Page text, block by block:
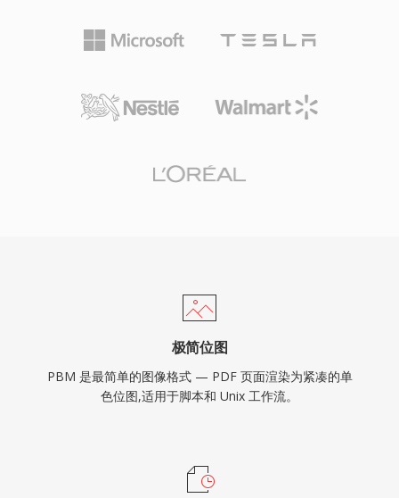
极简位图
PBM 是最简单的图像格式 — PDF 页面渲染为紧凑的单
色位图,适用于脚本和 Unix 工作流。